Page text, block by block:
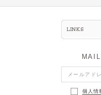
LINKS
個人情